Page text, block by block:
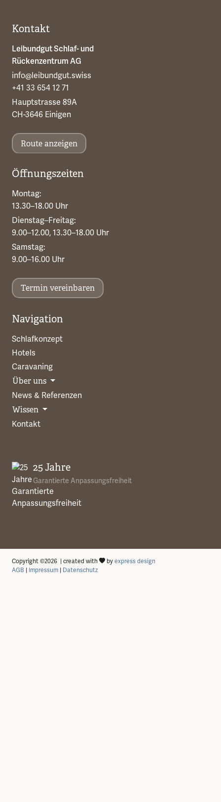
Kontakt
Leibundgut Schlaf- und
Rückenzentrum AG
info@leibundgut.swiss
+41 33 654 12 71
Hauptstrasse 89A
CH-3646 Einigen
Route anzeigen
Öffnungszeiten
Montag:
13.30–18.00 Uhr
Dienstag–Freitag:
9.00–12.00, 13.30–18.00 Uhr
Samstag:
9.00–16.00 Uhr
Termin vereinbaren
Navigation
Schlafkonzept
Hotels
Caravaning
Über uns
News & Referenzen
Wissen
Kontakt
25 Jahre
Garantierte Anpassungsfreiheit
Copyright ©2026 | created with by express design
AGB | Impressum | Datenschutz